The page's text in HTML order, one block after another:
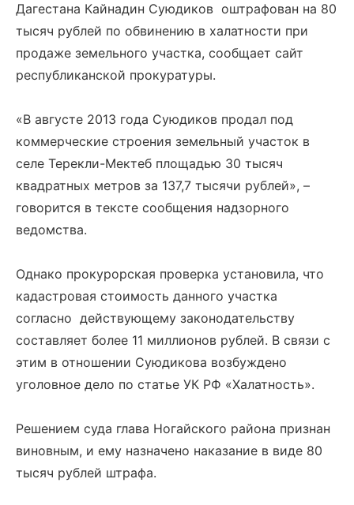
Дагестана Кайнадин Суюдиков оштрафован на 80
тысяч рублей по обвинению в халатности при
продаже земельного участка, сообщает сайт
республиканской прокуратуры.
«В августе 2013 года Суюдиков продал под
коммерческие строения земельный участок в
селе Терекли-Мектеб площадью 30 тысяч
квадратных метров за 137,7 тысячи рублей», –
говорится в тексте сообщения надзорного
ведомства.
Однако прокурорская проверка установила, что
кадастровая стоимость данного участка
согласно действующему законодательству
составляет более 11 миллионов рублей. В связи с
этим в отношении Суюдикова возбуждено
уголовное дело по статье УК РФ «Халатность».
Решением суда глава Ногайского района признан
виновным, и ему назначено наказание в виде 80
тысяч рублей штрафа.